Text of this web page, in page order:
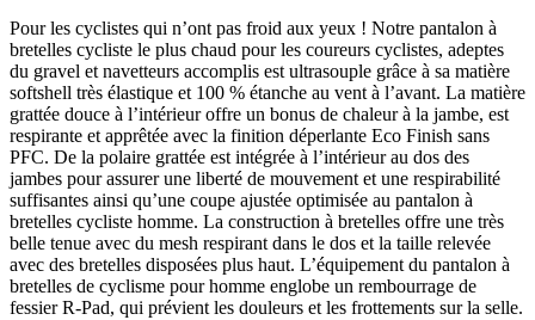
Pour les cyclistes qui n’ont pas froid aux yeux ! Notre pantalon à
bretelles cycliste le plus chaud pour les coureurs cyclistes, adeptes
du gravel et navetteurs accomplis est ultrasouple grâce à sa matière
softshell très élastique et 100 % étanche au vent à l’avant. La matière
grattée douce à l’intérieur offre un bonus de chaleur à la jambe, est
respirante et apprêtée avec la finition déperlante Eco Finish sans
PFC. De la polaire grattée est intégrée à l’intérieur au dos des
jambes pour assurer une liberté de mouvement et une respirabilité
suffisantes ainsi qu’une coupe ajustée optimisée au pantalon à
bretelles cycliste homme. La construction à bretelles offre une très
belle tenue avec du mesh respirant dans le dos et la taille relevée
avec des bretelles disposées plus haut. L’équipement du pantalon à
bretelles de cyclisme pour homme englobe un rembourrage de
fessier R-Pad, qui prévient les douleurs et les frottements sur la selle.